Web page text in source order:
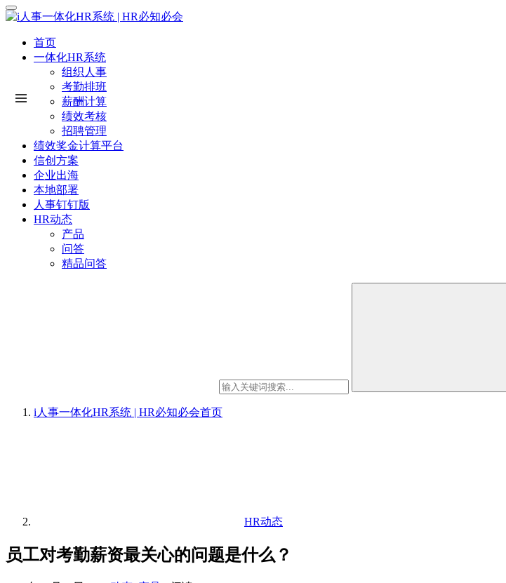
首页
一体化HR系统
组织人事
考勤排班
薪酬计算
绩效考核
招聘管理
绩效奖金计算平台
信创方案
企业出海
本地部署
人事钉钉版
HR动态
产品
问答
精品问答
i人事一体化HR系统 | HR必知必会首页
HR动态
员工对考勤薪资最关心的问题是什么？